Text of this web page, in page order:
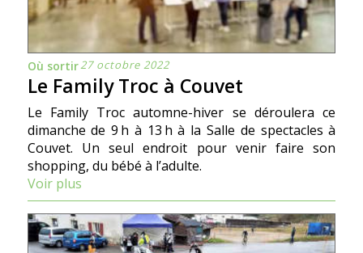
Où sortir27 octobre 2022
Le Family Troc à Couvet
Le Family Troc automne-hiver se déroulera ce
dimanche de 9 h à 13 h à la Salle de spectacles à
Couvet. Un seul endroit pour venir faire son
shopping, du bébé à l’adulte.
Voir plus